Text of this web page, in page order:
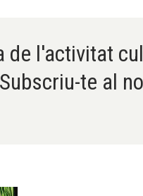
de l'activitat
Subscriu-te al